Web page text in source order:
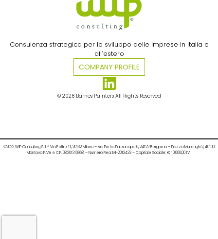
Consulenza strategica per lo sviluppo delle imprese in Italia e
all’estero​
COMPANY PROFILE
© 2026 Barnes Painters All Rights Reserved
©2022 WIP Consulting S.r.l. ® Via Feltre 11, 20132 Milano – Via Pietro Paleocapa 6, 24122 Bergamo – Piazza Marenghi 2, 46100
Mantova P.IVA e C.F. 08261310968 – Numero Rea: MI-2013433 – Capitale Sociale: € 10.000,00 I.V.